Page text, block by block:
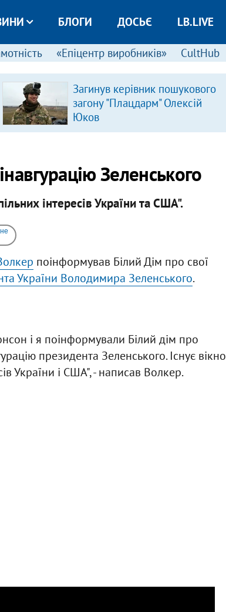
БЛОГИ ДОСЬЄ LB.LIVE
«Епіцентр виробників» CultHub
Загинув керівник пошукового
загону "Плацдарм" Олексій
Юков
Зеленського
інтересів України та США".
поінформував Білий Дім про свої
України Володимира Зеленського.
і я поінформували Білий дім про
президента Зеленського. Існує вікно
України і США", - написав Волкер.